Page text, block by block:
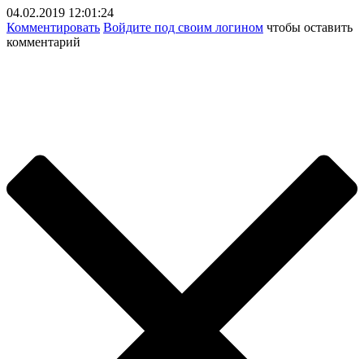
04.02.2019 12:01:24
Комментировать Войдите под своим логином чтобы оставить
комментарий